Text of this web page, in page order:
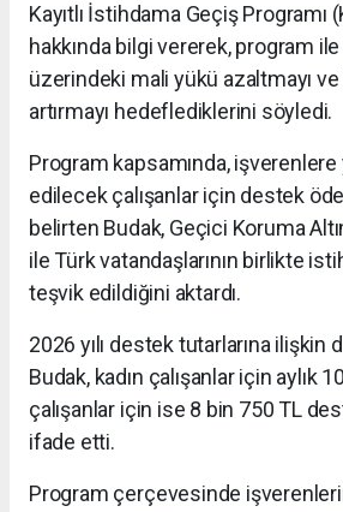
Kayıtlı İstihdama Geçiş Programı
hakkında bilgi vererek, program
üzerindeki mali yükü azaltmayı ve
artırmayı hedeflediklerini söyledi.
Program kapsamında,
edilecek çalışanlar için destek
belirten Budak, Geçici Koruma
ile Türk vatandaşlarının birlikte
teşvik edildiğini aktardı.
2026 yılı destek tutarlarına ilişkin
Budak, kadın çalışanlar için aylık
çalışanlar için ise 8 bin 750 TL
ifade etti.
Program çerçevesinde